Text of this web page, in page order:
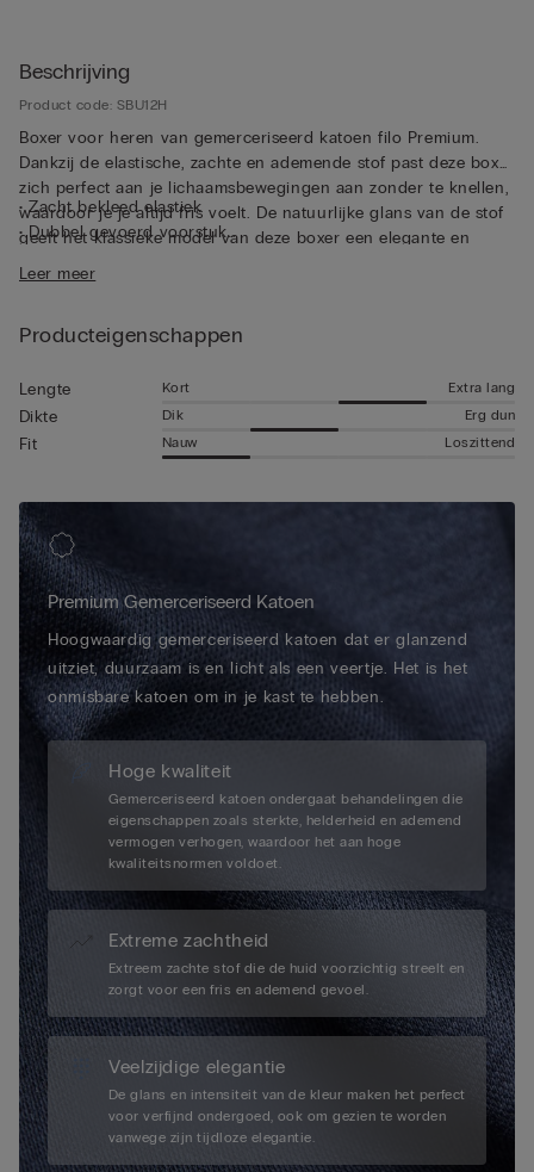
Beschrijving
Product code: SBU12H
Boxer voor heren van gemerceriseerd katoen filo Premium.
Dankzij de elastische, zachte en ademende stof past deze boxer
zich perfect aan je lichaamsbewegingen aan zonder te knellen,
waardoor je je altijd fris voelt. De natuurlijke glans van de stof
geeft het klassieke model van deze boxer een elegante en
verfijnde uitstraling. Juist vanwege de hoogwaardige kwaliteit
van de stof is dit de ideale boxer voor wie geen concessies wil
dagelijkse bezigheden als bij speciale gelegenheden.
• Zacht bekleed elastiek
• Dubbel gevoerd voorstuk
• Nauwsluitende pasvorm
Leer meer
Producteigenschappen
Lengte Kort Extra lang
Dikte Dik Erg dun
Fit Nauw Loszittend
Premium Gemerceriseerd Katoen
Hoogwaardig gemerceriseerd katoen dat er glanzend
uitziet, duurzaam is en licht als een veertje. Het is het
onmisbare katoen om in je kast te hebben.
Hoge kwaliteit
Gemerceriseerd katoen ondergaat behandelingen die
eigenschappen zoals sterkte, helderheid en ademend
vermogen verhogen, waardoor het aan hoge
kwaliteitsnormen voldoet.
Extreme zachtheid
Extreem zachte stof die de huid voorzichtig streelt en
zorgt voor een fris en ademend gevoel.
Veelzijdige elegantie
De glans en intensiteit van de kleur maken het perfect
voor verfijnd ondergoed, ook om gezien te worden
vanwege zijn tijdloze elegantie.